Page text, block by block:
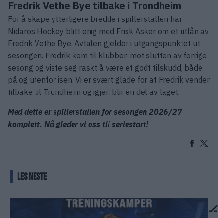
Fredrik Vethe Bye tilbake i Trondheim
For å skape ytterligere bredde i spillerstallen har
Nidaros Hockey blitt enig med Frisk Asker om et utlån av
Fredrik Vethe Bye. Avtalen gjelder i utgangspunktet ut
sesongen. Fredrik kom til klubben mot slutten av forrige
sesong og viste seg raskt å være et godt tilskudd, både
på og utenfor isen. Vi er svært glade for at Fredrik vender
tilbake til Trondheim og igjen blir en del av laget.
Med dette er spillerstallen for sesongen 2026/27
komplett. Nå gleder vi oss til seriestart!
LES NESTE
🏒